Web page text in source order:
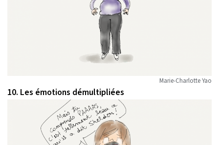
Marie-Charlotte Yao
10. Les émotions démultipliées